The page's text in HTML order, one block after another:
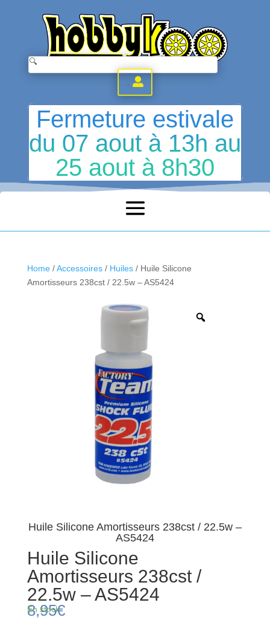
.
Fermeture estivale
du 07 aout à 13h au
25 aout à 8h30
Home/Accessoires/ Huiles/ Huile Silicone
Amortisseurs 238cst / 22.5w – AS5424
Huile Silicone Amortisseurs 238cst / 22.5w –
AS5424
Huile Silicone
Amortisseurs 238cst /
22.5w – AS5424
8,95€
En stock